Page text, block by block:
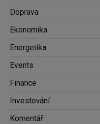
Doprava
Ekonomika
Energetika
Events
Finance
Investování
Komentář